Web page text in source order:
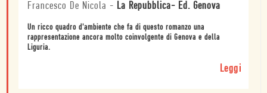
Francesco De Nicola - La Repubblica- Ed. Genova
Un ricco quadro d'ambiente che fa di questo romanzo una
rappresentazione ancora molto coinvolgente di Genova e della
Liguria.
Leggi